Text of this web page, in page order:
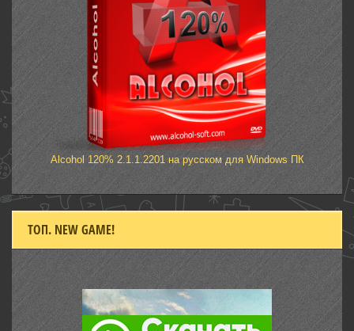
Alcohol 120% 2.1.1.2201 на русском для Windows ПК
ТОП. NEW GAME!